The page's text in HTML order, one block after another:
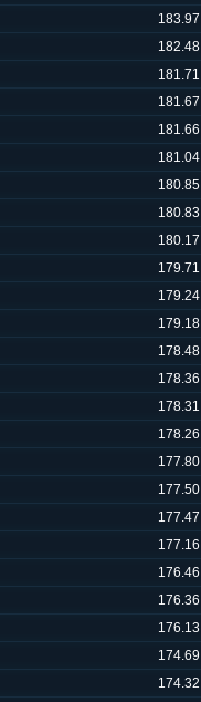
183.97
182.48
181.71
181.67
181.66
181.04
180.85
180.83
180.17
179.71
179.24
179.18
178.48
178.36
178.31
178.26
177.80
177.50
177.47
177.16
176.46
176.36
176.13
174.69
174.32